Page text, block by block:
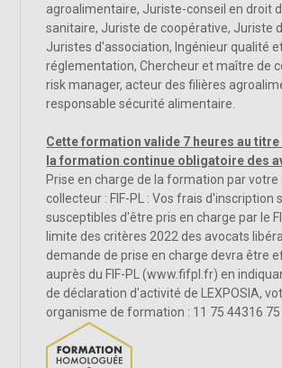
agroalimentaire, Juriste-conseil en droit
sanitaire, Juriste de coopérative, Juriste
Juristes d'association, Ingénieur qualité
réglementation, Chercheur et maître de
risk manager, acteur des filières
responsable sécurité alimentaire.
Cette formation valide 7 heures au titre
la formation continue obligatoire des
Prise en charge de la formation par
collecteur : FIF-PL : Vos frais d'inscription
susceptibles d'être pris en charge par le
limite des critères 2022 des avocats
demande de prise en charge devra être
auprès du FIF-PL (www.fifpl.fr) en
de déclaration d'activité de LEXPOSIA,
organisme de formation : 11 75 44316 75